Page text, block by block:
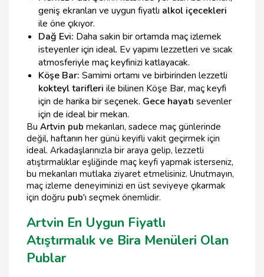
geniş ekranları ve uygun fiyatlı alkol içecekleri
ile öne çıkıyor.
Dağ Evi: Daha sakin bir ortamda maç izlemek
isteyenler için ideal. Ev yapımı lezzetleri ve sıcak
atmosferiyle maç keyfinizi katlayacak.
Köşe Bar: Samimi ortamı ve birbirinden lezzetli
kokteyl tarifleri ile bilinen Köşe Bar, maç keyfi
için de harika bir seçenek. Gece hayatı sevenler
için de ideal bir mekan.
Bu Artvin pub mekanları, sadece maç günlerinde
değil, haftanın her günü keyifli vakit geçirmek için
ideal. Arkadaşlarınızla bir araya gelip, lezzetli
atıştırmalıklar eşliğinde maç keyfi yapmak isterseniz,
bu mekanları mutlaka ziyaret etmelisiniz. Unutmayın,
maç izleme deneyiminizi en üst seviyeye çıkarmak
için doğru pub'ı seçmek önemlidir.
Artvin En Uygun Fiyatlı
Atıştırmalık ve Bira Menüleri Olan
Publar